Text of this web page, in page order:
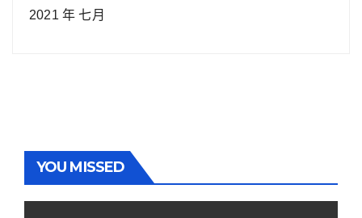
2021 年 七月
YOU MISSED